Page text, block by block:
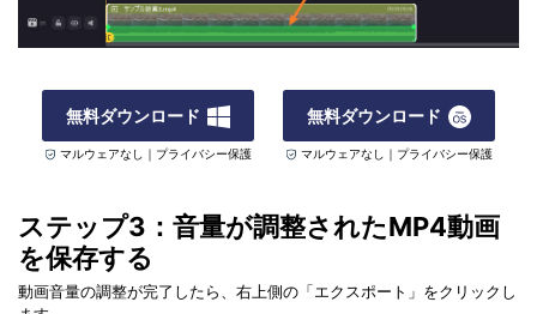
無料ダウンロード
マルウェアなし｜プライバシー保護
無料ダウンロード
マルウェアなし｜プライバシー保護
ステップ3：音量が調整されたMP4動画
を保存する
動画音量の調整が完了したら、右上側の「エクスポート」をクリックし